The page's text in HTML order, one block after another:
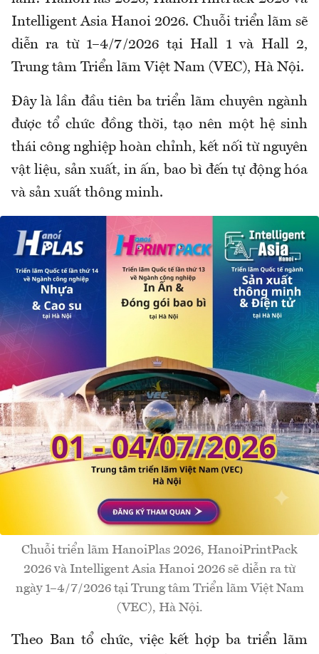
Intelligent Asia Hanoi 2026. Chuỗi triển lãm sẽ
diễn ra từ 1–4/7/2026 tại Hall 1 và Hall 2,
Trung tâm Triển lãm Việt Nam (VEC), Hà Nội.
Đây là lần đầu tiên ba triển lãm chuyên ngành
được tổ chức đồng thời, tạo nên một hệ sinh
thái công nghiệp hoàn chỉnh, kết nối từ nguyên
vật liệu, sản xuất, in ấn, bao bì đến tự động hóa
và sản xuất thông minh.
Chuỗi triển lãm HanoiPlas 2026, HanoiPrintPack
2026 và Intelligent Asia Hanoi 2026 sẽ diễn ra từ
ngày 1–4/7/2026 tại Trung tâm Triển lãm Việt Nam
(VEC), Hà Nội.
Theo Ban tổ chức, việc kết hợp ba triển lãm